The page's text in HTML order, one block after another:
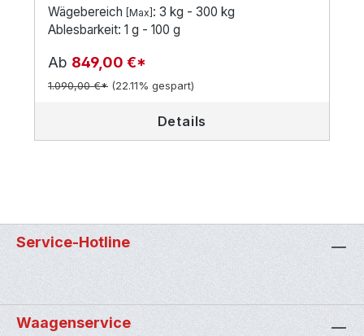
Wägebereich [Max] : 3 kg - 300 kg
Ablesbarkeit: 1 g - 100 g
Ab 849,00 €*
1.090,00 €* (22.11% gespart)
Details
Service-Hotline
Waagenservice